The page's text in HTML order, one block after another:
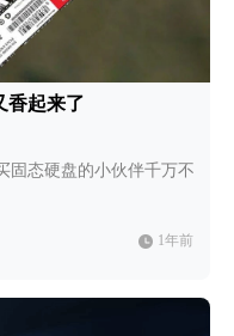
香起来了
固态硬盘的小伙伴千万不
1年前